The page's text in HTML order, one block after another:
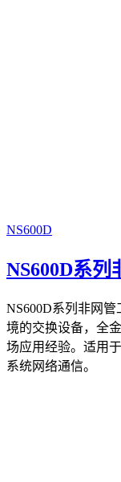
NS600D
NS600D系
NS600D系列非网
境的交换设备，全
场应用经验。适用
系统网络通信。